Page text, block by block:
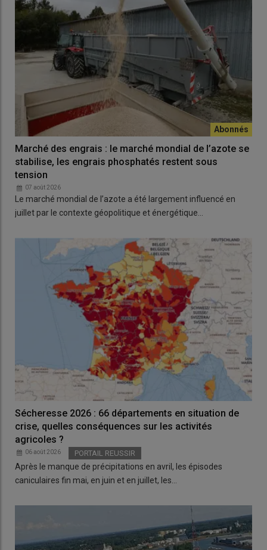
Marché des engrais : le marché mondial de l’azote se
stabilise, les engrais phosphatés restent sous
tension
07 août 2026
Le marché mondial de l’azote a été largement influencé en
juillet par le contexte géopolitique et énergétique…
Sécheresse 2026 : 66 départements en situation de
crise, quelles conséquences sur les activités
agricoles ?
06 août 2026 PORTAIL REUSSIR
Après le manque de précipitations en avril, les épisodes
caniculaires fin mai, en juin et en juillet, les…